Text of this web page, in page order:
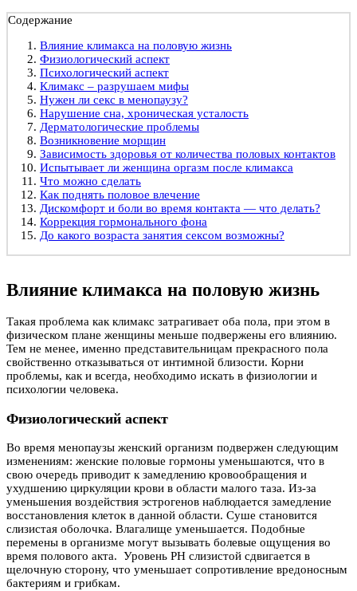
Содержание
Влияние климакса на половую жизнь
Физиологический аспект
Психологический аспект
Климакс – разрушаем мифы
Нужен ли секс в менопаузу?
Нарушение сна, хроническая усталость
Дерматологические проблемы
Возникновение морщин
Зависимость здоровья от количества половых контактов
Испытывает ли женщина оргазм после климакса
Что можно сделать
Как поднять половое влечение
Дискомфорт и боли во время контакта — что делать?
Коррекция гормонального фона
До какого возраста занятия сексом возможны?
Влияние климакса на половую жизнь
Такая проблема как климакс затрагивает оба пола, при этом в
физическом плане женщины меньше подвержены его влиянию.
Тем не менее, именно представительницам прекрасного пола
свойственно отказываться от интимной близости. Корни
проблемы, как и всегда, необходимо искать в физиологии и
психологии человека.
Физиологический аспект
Во время менопаузы женский организм подвержен следующим
изменениям: женские половые гормоны уменьшаются, что в
свою очередь приводит к замедлению кровообращения и
ухудшению циркуляции крови в области малого таза. Из-за
уменьшения воздействия эстрогенов наблюдается замедление
восстановления клеток в данной области. Суше становится
слизистая оболочка. Влагалище уменьшается. Подобные
перемены в организме могут вызывать болевые ощущения во
время полового акта. Уровень PH слизистой сдвигается в
щелочную сторону, что уменьшает сопротивление вредоносным
бактериям и грибкам.